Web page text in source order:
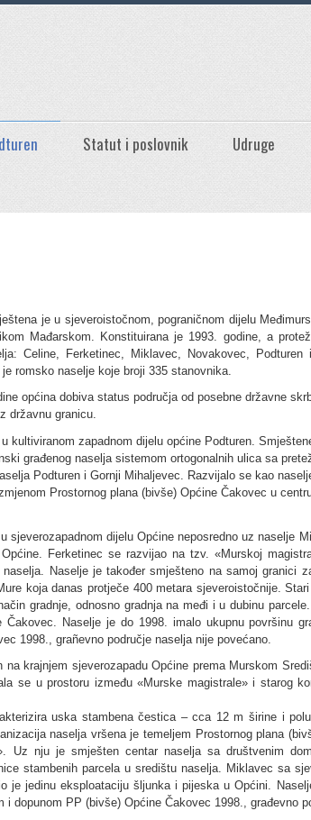
Statut i poslovnik Udruge
je u sjeveroistočnom, pograničnom dijelu
Mađarskom. Konstituirana je 1993. godine, a
Celine, Ferketinec, Miklavec, Novakovec,
romsko naselje koje broji 335 stanovnika.
općina dobiva status područja od posebne državne
državnu granicu.
kultiviranom zapadnom dijelu općine Podturen.
građenog naselja sistemom ortogonalnih ulica sa
Podturen i Gornji Mihaljevec. Razvijalo se kao
Prostornog plana (bivše) Općine Čakovec u
sjeverozapadnom dijelu Općine neposredno uz naselje
Ferketinec se razvijao na tzv. «Murskoj
Naselje je također smješteno na samoj granici
koja danas protječe 400 metara sjeveroistočnije.
gradnje, odnosno gradnja na međi i u dubinu
Čakovec. Naselje je do 1998. imalo ukupnu površinu
1998., grañevno područje naselja nije povećano.
na krajnjem sjeverozapadu Općine prema Murskom
se u prostoru između «Murske magistrale» i starog
uska stambena čestica – cca 12 m širine i
naselja vršena je temeljem Prostornog plana
Uz nju je smješten centar naselja sa društvenim
stambenih parcela u središtu naselja. Miklavec sa
je jedinu eksploataciju šljunka i pijeska u Općini.
i dopunom PP (bivše) Općine Čakovec 1998., građevno